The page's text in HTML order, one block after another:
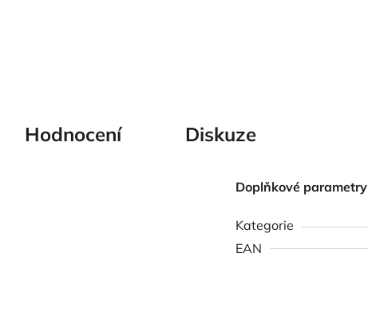
Hodnocení Diskuze
Doplňkové parametry
Kategorie
EAN